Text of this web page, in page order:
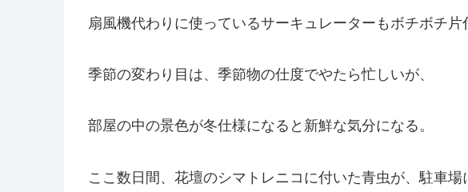
扇風機代わりに使っているサーキュレーターもボチボチ片
季節の変わり目は、季節物の仕度でやたら忙しいが、
部屋の中の景色が冬仕様になると新鮮な気分になる。
ここ数日間、花壇のシマトレニコに付いた青虫が、駐車